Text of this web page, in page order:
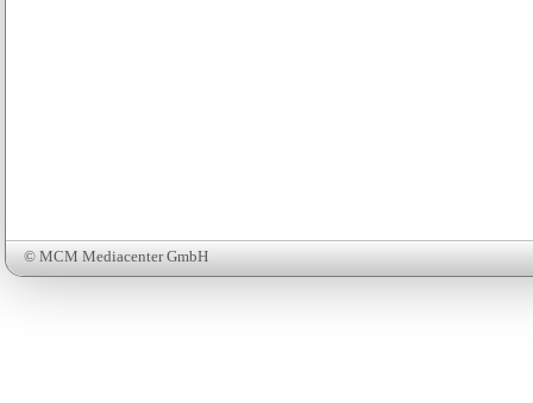
© MCM Mediacenter GmbH